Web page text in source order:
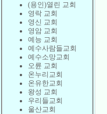
(용인)열린 교회
영락 교회
영신 교회
영암 교회
예능 교회
예수사람들교회
예수소망교회
오륜 교회
온누리교회
온유한교회
왕성 교회
우리들교회
울산교회